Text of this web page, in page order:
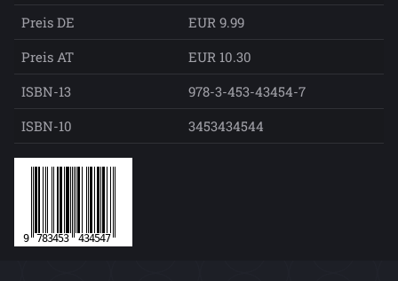
Preis DE
EUR 9.99
Preis AT
EUR 10.30
ISBN-13
978-3-453-43454-7
ISBN-10
3453434544